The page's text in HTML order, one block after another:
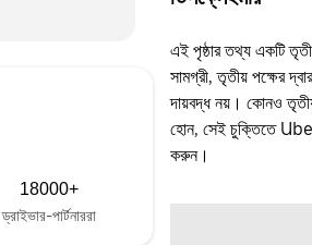
18000+
ড্রাইভার-পার্টনাররা
এই পৃষ্ঠার তথ্য একটি
সামগ্রী, তৃতীয় পক্ষের
দায়বদ্ধ নয়। কোনও
হোন, সেই চুক্তিতে
করুন।